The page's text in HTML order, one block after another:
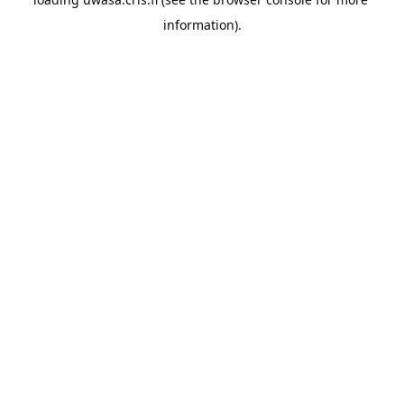
information).